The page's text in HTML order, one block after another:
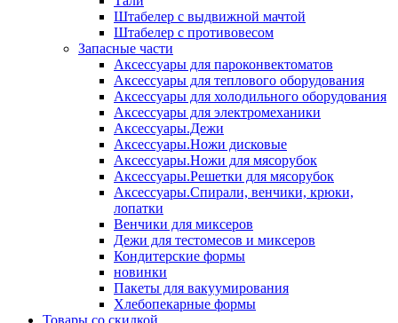
Штабелер с выдвижной мачтой
Штабелер с противовесом
Запасные части
Аксессуары для пароконвектоматов
Аксессуары для теплового оборудования
Аксессуары для холодильного оборудования
Аксессуары для электромеханики
Аксессуары.Дежи
Аксессуары.Ножи дисковые
Аксессуары.Ножи для мясорубок
Аксессуары.Решетки для мясорубок
Аксессуары.Спирали, венчики, крюки,
лопатки
Венчики для миксеров
Дежи для тестомесов и миксеров
Кондитерские формы
новинки
Пакеты для вакуумирования
Хлебопекарные формы
Товары со скидкой